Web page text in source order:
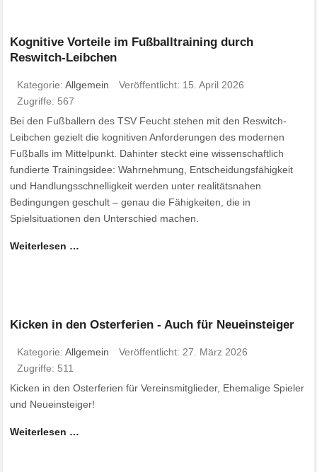
Kognitive Vorteile im Fußballtraining durch
Reswitch-Leibchen
Kategorie:Allgemein
Veröffentlicht: 15. April 2026
Zugriffe: 567
Bei den Fußballern des TSV Feucht stehen mit den Reswitch-
Leibchen gezielt die kognitiven Anforderungen des modernen
Fußballs im Mittelpunkt. Dahinter steckt eine wissenschaftlich
fundierte Trainingsidee: Wahrnehmung, Entscheidungsfähigkeit
und Handlungsschnelligkeit werden unter realitätsnahen
Bedingungen geschult – genau die Fähigkeiten, die in
Spielsituationen den Unterschied machen.
Weiterlesen …
Kicken in den Osterferien - Auch für Neueinsteiger
Kategorie:Allgemein
Veröffentlicht: 27. März 2026
Zugriffe: 511
Kicken in den Osterferien für Vereinsmitglieder, Ehemalige Spieler
und Neueinsteiger!
Weiterlesen …